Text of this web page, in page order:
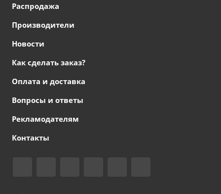
Распродажа
Производители
Новости
Как сделать заказ?
Оплата и доставка
Вопросы и ответы
Рекламодателям
Контакты